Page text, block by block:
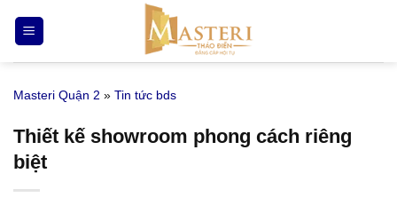
qua
nội
Masteri Quận 2 » Tin tức bds
Thiết kế showroom phong cách riêng
biệt